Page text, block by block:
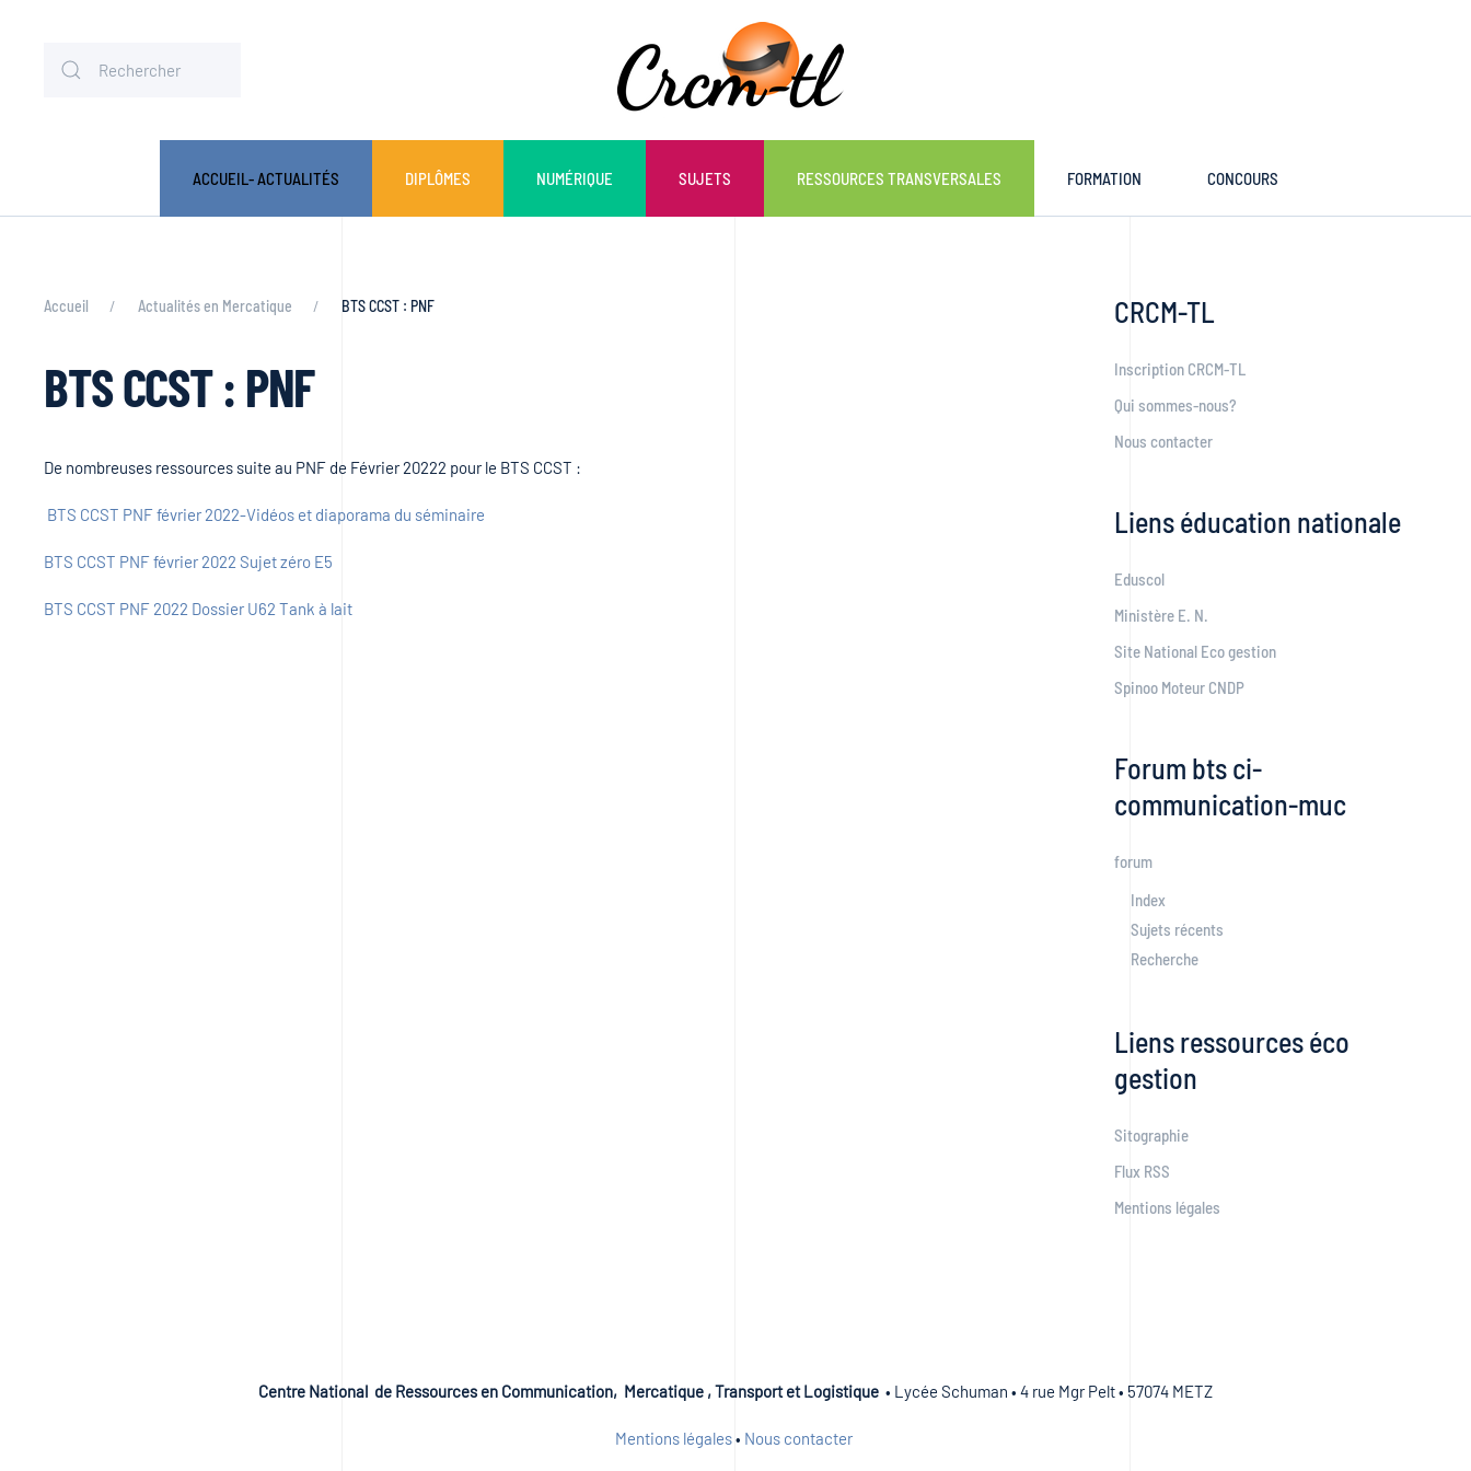
ACCUEIL- ACTUALITÉS DIPLÔMES NUMÉRIQUE SUJETS RESSOURCES TRANSVERSALES FORMATION CONCOURS
Accueil Actualités en Mercatique BTS CCST : PNF
BTS CCST : PNF
De nombreuses ressources suite au PNF de Février 20222 pour le BTS CCST :
BTS CCST PNF février 2022-Vidéos et diaporama du séminaire
BTS CCST PNF février 2022 Sujet zéro E5
BTS CCST PNF 2022 Dossier U62 Tank à lait
CRCM-TL
Inscription CRCM-TL
Qui sommes-nous?
Nous contacter
Liens éducation nationale
Eduscol
Ministère E. N.
Site National Eco gestion
Spinoo Moteur CNDP
Forum bts ci-
communication-muc
forum
Index
Sujets récents
Recherche
Liens ressources éco
gestion
Sitographie
Flux RSS
Mentions légales
Centre National de Ressources en Communication, Mercatique , Transport et Logistique • Lycée Schuman • 4 rue Mgr Pelt • 57074 METZ
Mentions légales• Nous contacter